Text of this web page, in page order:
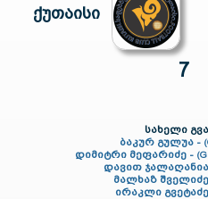
ქუთაისი
7
სახელი
ბაკურ გულუა -
დიმიტრი მეფარიძე -
დავით
მალხაზ
ირაკლი